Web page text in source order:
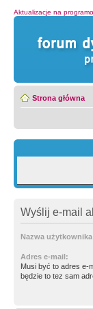
Aktualizacje na
Strona główna
Wyślij e-mail
Nazwa
Adres e-mail:
Musi być to adres e-
będzie to tez sam